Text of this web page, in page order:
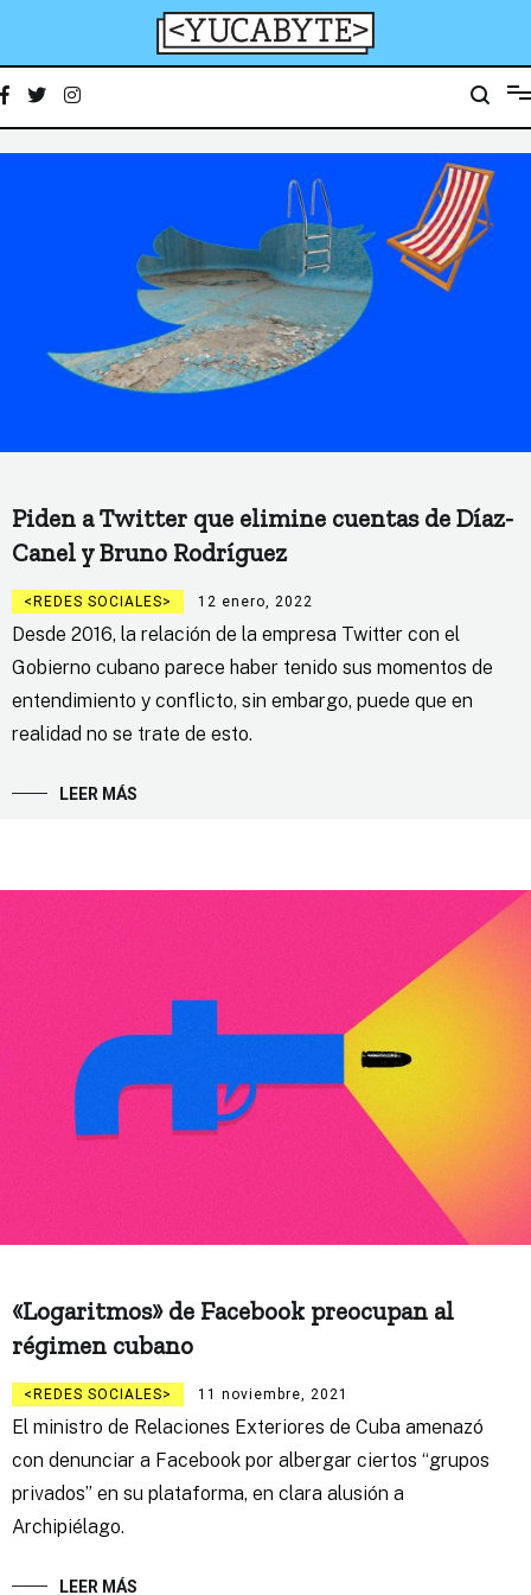
YucaByte
Piden a Twitter que elimine cuentas de Díaz-
Canel y Bruno Rodríguez
REDES SOCIALES 12 enero, 2022
Desde 2016, la relación de la empresa Twitter con el
Gobierno cubano parece haber tenido sus momentos de
entendimiento y conflicto, sin embargo, puede que en
realidad no se trate de esto.
LEER MÁS
«Logaritmos» de Facebook preocupan al
régimen cubano
REDES SOCIALES 11 noviembre, 2021
El ministro de Relaciones Exteriores de Cuba amenazó
con denunciar a Facebook por albergar ciertos “grupos
privados” en su plataforma, en clara alusión a
Archipiélago.
LEER MÁS